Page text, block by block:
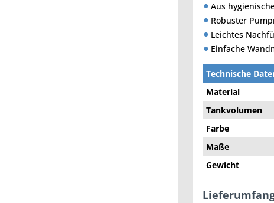
Aus
Robuster
Leichtes
Einfache
Technische
Material
Tankvolumen
Farbe
Maße
Gewicht